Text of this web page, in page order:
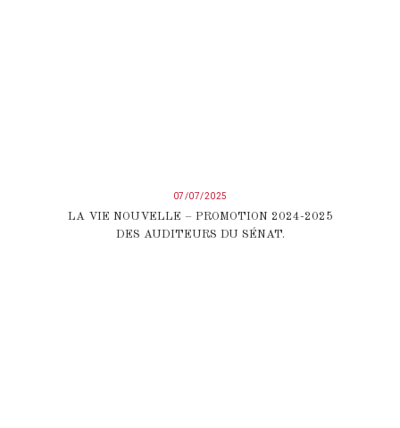
07/07/2025
LA VIE NOUVELLE – PROMOTION 2024-2025
DES AUDITEURS DU SÉNAT.